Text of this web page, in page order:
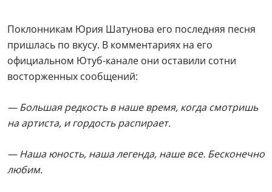
Поклонникам Юрия Шатунова его последняя песня
пришлась по вкусу. В комментариях на его
официальном Ютуб-канале они оставили сотни
восторженных сообщений:
— Большая редкость в наше время, когда смотришь
на артиста, и гордость распирает.
— Наша юность, наша легенда, наше все. Бесконечно
любим.